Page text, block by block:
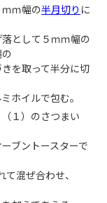
ｍ幅の半月切り に
として５ｍｍ幅の
を取って半分に切
ホイルで包む。
１）のさつまい
ブントースターで
て混ぜ合わせ、